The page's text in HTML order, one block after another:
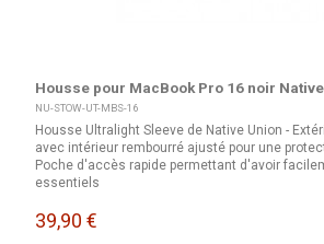
Housse pour MacBook Pro 16 noir
NU-STOW-UT-MBS-16
Housse Ultralight Sleeve de Native Union -
avec intérieur rembourré ajusté pour une
Poche d'accès rapide permettant d'avoir
essentiels
39,90 €